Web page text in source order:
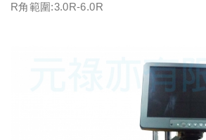
R角範圍:3.0R-6.0R